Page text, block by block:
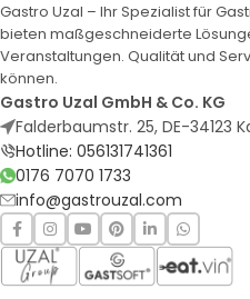
Gastro Uzal – Ihr Spezialist für
bieten maßgeschneiderte
Veranstaltungen. Qualität und
können.
Gastro Uzal GmbH & Co. KG
Falderbaumstr. 25, DE-34123
Hotline: 056131741361
0176 7070 1733
info@gastrouzal.com